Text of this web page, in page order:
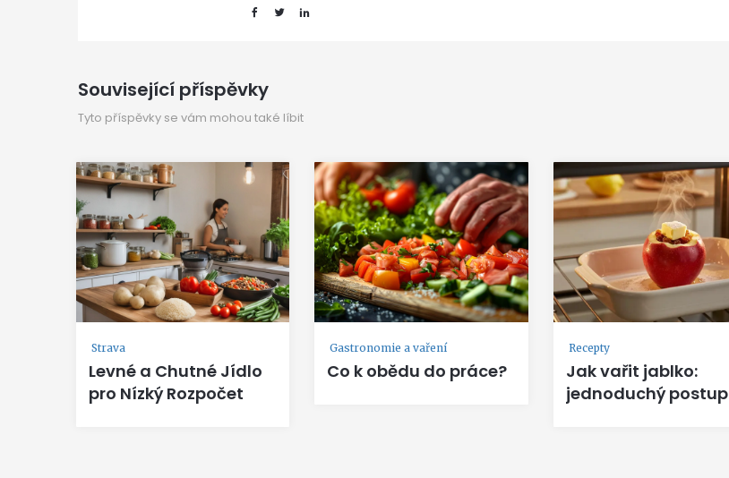
Související příspěvky
Tyto příspěvky se vám mohou také líbit
Strava
Levné a Chutné Jídlo
pro Nízký Rozpočet
Gastronomie a vaření
Co k obědu do práce?
Recepty
Jak vařit jablko:
jednoduchý postup